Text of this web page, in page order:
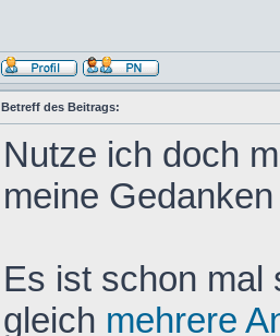
Betreff des Beitrags:
Nutze ich doch
meine
Es ist schon mal
gleich mehrere